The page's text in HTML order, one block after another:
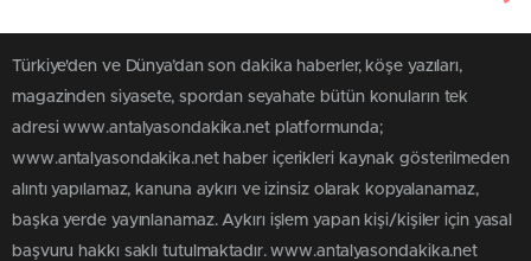
Türkiye'den ve Dünya’dan son dakika haberler, köşe yazıları,
magazinden siyasete, spordan seyahate bütün konuların tek
adresi www.antalyasondakika.net platformunda;
www.antalyasondakika.net haber içerikleri kaynak gösterilmeden
alıntı yapılamaz, kanuna aykırı ve izinsiz olarak kopyalanamaz,
başka yerde yayınlanamaz. Aykırı işlem yapan kişi/kişiler için yasal
başvuru hakkı saklı tutulmaktadır. www.antalyasondakika.net